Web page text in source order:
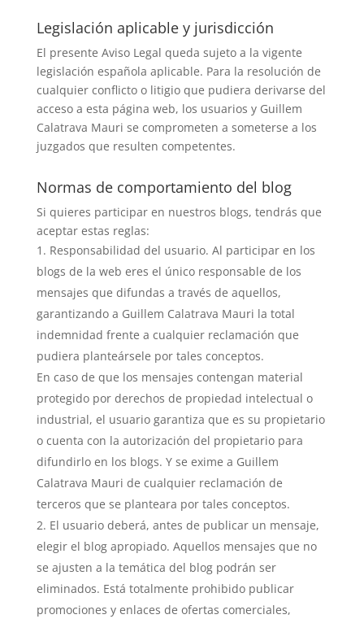
Legislación aplicable y jurisdicción
El presente Aviso Legal queda sujeto a la vigente
legislación española aplicable. Para la resolución de
cualquier conflicto o litigio que pudiera derivarse del
acceso a esta página web, los usuarios y Guillem
Calatrava Mauri se comprometen a someterse a los
juzgados que resulten competentes.
Normas de comportamiento del blog
Si quieres participar en nuestros blogs, tendrás que
aceptar estas reglas:
Responsabilidad del usuario. Al participar en los
blogs de la web eres el único responsable de los
mensajes que difundas a través de aquellos,
garantizando a Guillem Calatrava Mauri la total
indemnidad frente a cualquier reclamación que
pudiera planteársele por tales conceptos.
En caso de que los mensajes contengan material
protegido por derechos de propiedad intelectual o
industrial, el usuario garantiza que es su propietario
o cuenta con la autorización del propietario para
difundirlo en los blogs. Y se exime a Guillem
Calatrava Mauri de cualquier reclamación de
terceros que se planteara por tales conceptos.
El usuario deberá, antes de publicar un mensaje,
elegir el blog apropiado. Aquellos mensajes que no
se ajusten a la temática del blog podrán ser
eliminados. Está totalmente prohibido publicar
promociones y enlaces de ofertas comerciales,